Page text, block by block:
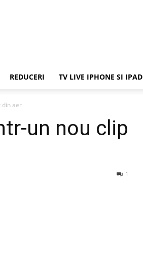
REDUCERI TV LIVE IPHONE SI IPAD
din aer
un nou clip
1